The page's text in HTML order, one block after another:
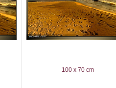
100 x 70 cm